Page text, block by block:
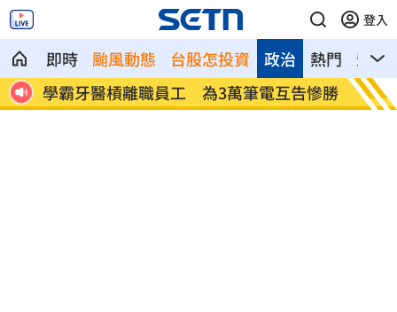
登入
即時 颱風動態 台股怎投資 熱門 影音
政治
風
學霸牙醫槓離職員工 為3萬筆電互告慘勝 俄羅